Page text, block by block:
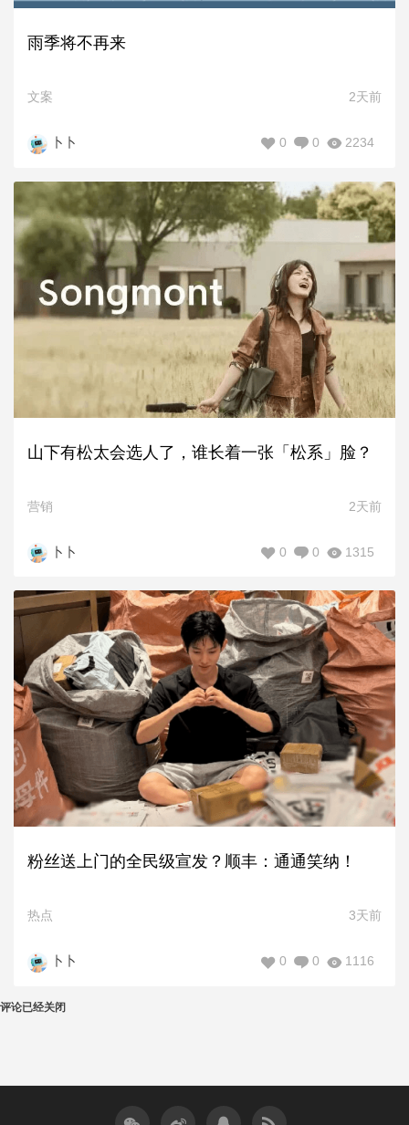
雨季将不再来
文案 2天前
卜卜 2234
0
0
山下有松太会选人了，谁长着一张「松系」脸？
营销 2天前
卜卜 1315
0
0
粉丝送上门的全民级宣发？顺丰：通通笑纳！
热点 3天前
卜卜 1116
0
0
评论已经关闭